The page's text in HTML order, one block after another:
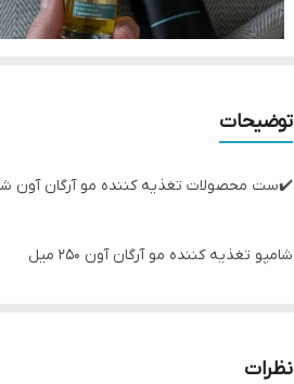
توضیحات
✔️ست محصولات تغذیه کننده مو آرگان آون
شامپو تغذیه کننده مو آرگان آون ۲۵۰ میل
سرم تغذیه کننده مو آرگان آون۳۰میل
نظرات